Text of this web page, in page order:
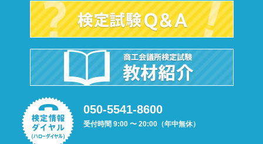
050-5541-8600
受付時間 9:00 〜 20:00（年中無休）